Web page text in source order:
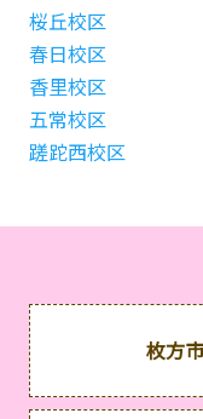
桜丘校区
春日校区
香里校区
五常校区
蹉跎西校区
枚方